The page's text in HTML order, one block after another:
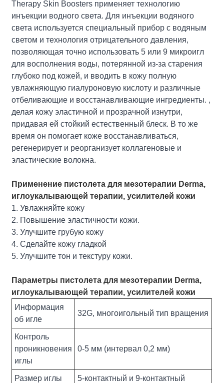
Therapy Skin Boosters применяет технологию
инъекции водного света. Для инъекции водяного
света используется специальный прибор с водяным
светом и технология отрицательного давления,
позволяющая точно использовать 5 или 9 микроигл
для восполнения воды, потерянной из-за старения
глубоко под кожей, и вводить в кожу полную
увлажняющую гиалуроновую кислоту и различные
отбеливающие и восстанавливающие ингредиенты. ,
делая кожу эластичной и прозрачной изнутри,
придавая ей стойкий естественный блеск. В то же
время он помогает коже восстанавливаться,
регенерирует и реорганизует коллагеновые и
эластические волокна.
Применение пистолета для мезотерапии Derma,
иглоукалывающей терапии, усилителей кожи
1. Увлажняйте кожу
2. Повышение эластичности кожи.
3. Улучшите грубую кожу
4. Сделайте кожу гладкой
5. Улучшите тон и текстуру кожи.
Параметры пистолета для мезотерапии Derma,
иглоукалывающей терапии, усилителей кожи
Информация
об игле
32G, многоигольный тип вращения
Контроль
проникновения
иглы
0-5 мм (интервал 0,2 мм)
Размер иглы 5-контактный и 9-контактный